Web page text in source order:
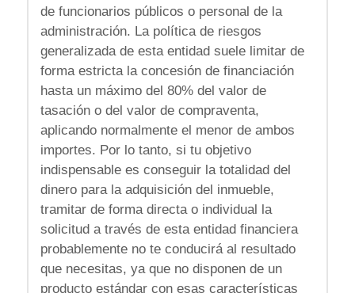
de funcionarios públicos o personal de la
administración. La política de riesgos
generalizada de esta entidad suele limitar de
forma estricta la concesión de financiación
hasta un máximo del 80% del valor de
tasación o del valor de compraventa,
aplicando normalmente el menor de ambos
importes. Por lo tanto, si tu objetivo
indispensable es conseguir la totalidad del
dinero para la adquisición del inmueble,
tramitar de forma directa o individual la
solicitud a través de esta entidad financiera
probablemente no te conducirá al resultado
que necesitas, ya que no disponen de un
producto estándar con esas características